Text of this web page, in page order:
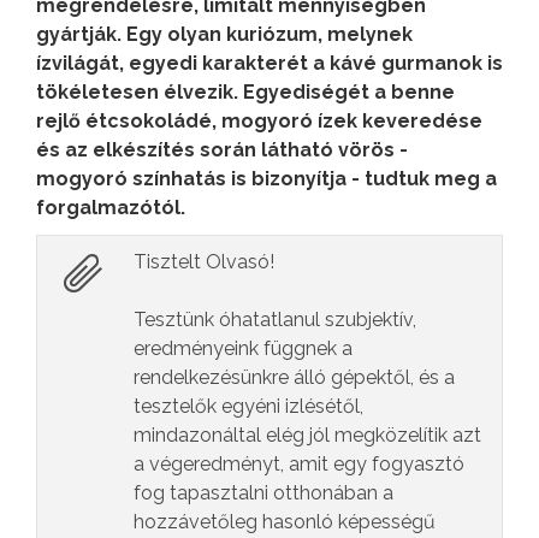
megrendelésre, limitált mennyiségben
gyártják. Egy olyan kuriózum, melynek
ízvilágát, egyedi karakterét a kávé gurmanok is
tökéletesen élvezik. Egyediségét a benne
rejlő étcsokoládé, mogyoró ízek keveredése
és az elkészítés során látható vörös -
mogyoró színhatás is bizonyítja - tudtuk meg a
forgalmazótól.
Tisztelt Olvasó!
Tesztünk óhatatlanul szubjektív,
eredményeink függnek a
rendelkezésünkre álló gépektől, és a
tesztelők egyéni izlésétől,
mindazonáltal elég jól megközelítik azt
a végeredményt, amit egy fogyasztó
fog tapasztalni otthonában a
hozzávetőleg hasonló képességű